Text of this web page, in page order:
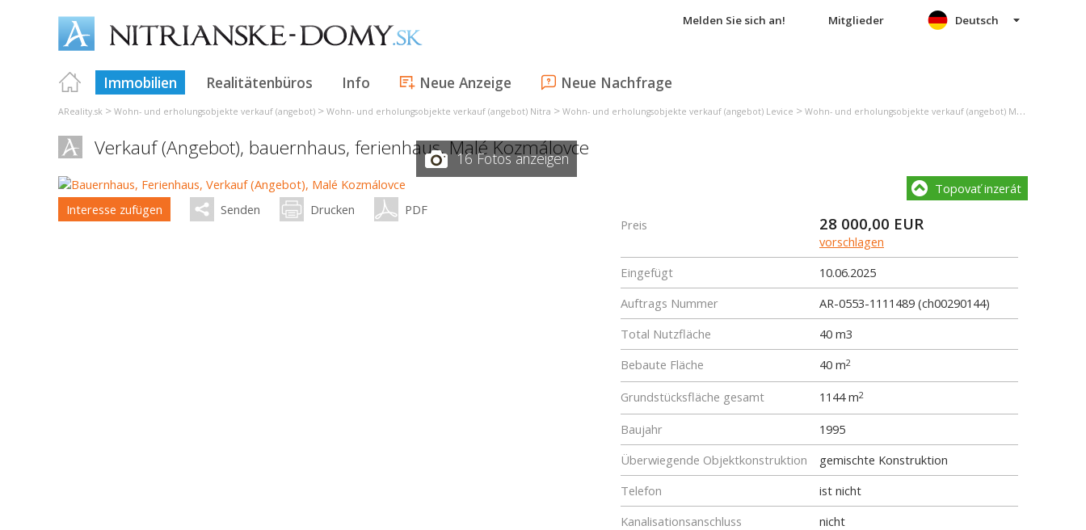
Melden Sie sich an! Mitglieder
Immobilien Realitätenbüros Info Neue Anzeige Neue Nachfrage
Deutsch
AReality.sk > Wohn- und erholungsobjekte verkauf (angebot) > Wohn- und erholungsobjekte verkauf (angebot) Nitra > Wohn- und erholungsobjekte verkauf (angebot) Levice > Wohn- und erholungsobjekte verkauf (angebot) Malé Kozmálovce
Verkauf (Angebot), bauernhaus, ferienhaus,Malé Kozmálovce
16 Fotos anzeigen
Interesse zufügen Senden Drucken PDF
Topovať inzerát
Preis 28 000,00 EUR
vorschlagen
Eingefügt
10.06.2025
Auftrags Nummer
AR-0553-1111489 (ch00290144)
Total Nutzfläche
40 m3
Bebaute Fläche
40 m2
Grundstücksfläche gesamt 1144 m2
Baujahr
1995
Überwiegende Objektkonstruktion
gemischte Konstruktion
Telefon
ist nicht
Kanalisationsanschluss
nicht